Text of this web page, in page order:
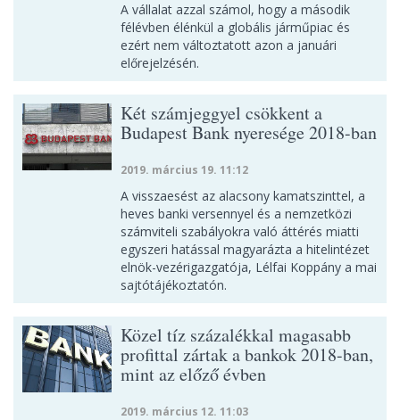
A vállalat azzal számol, hogy a második
félévben élénkül a globális járműpiac és
ezért nem változtatott azon a januári
előrejelzésén.
Két számjeggyel csökkent a
Budapest Bank nyeresége 2018-ban
2019. március 19. 11:12
A visszaesést az alacsony kamatszinttel, a
heves banki versennyel és a nemzetközi
számviteli szabályokra való áttérés miatti
egyszeri hatással magyarázta a hitelintézet
elnök-vezérigazgatója, Lélfai Koppány a mai
sajtótájékoztatón.
Közel tíz százalékkal magasabb
profittal zártak a bankok 2018-ban,
mint az előző évben
2019. március 12. 11:03